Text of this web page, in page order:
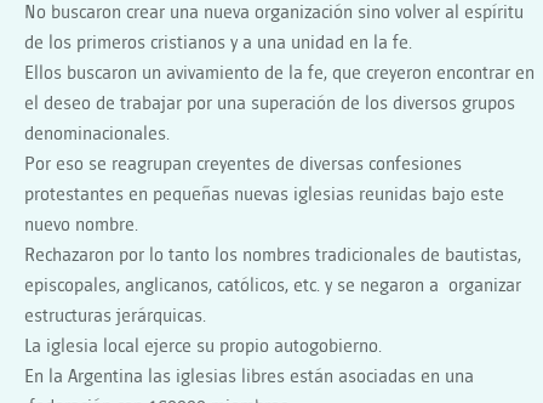
No buscaron crear una nueva organización sino volver al espíritu
de los primeros cristianos y a una unidad en la fe.
Ellos buscaron un avivamiento de la fe, que creyeron encontrar en
el deseo de trabajar por una superación de los diversos grupos
denominacionales.
Por eso se reagrupan creyentes de diversas confesiones
protestantes en pequeñas nuevas iglesias reunidas bajo este
nuevo nombre.
Rechazaron por lo tanto los nombres tradicionales de bautistas,
episcopales, anglicanos, católicos, etc. y se negaron a organizar
estructuras jerárquicas.
La iglesia local ejerce su propio autogobierno.
En la Argentina las iglesias libres están asociadas en una